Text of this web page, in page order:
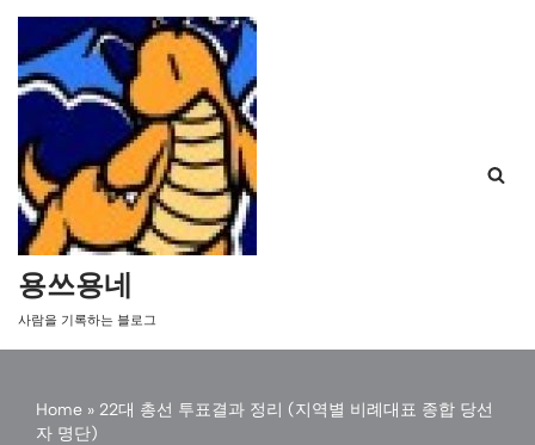
콘
텐
로
건
너
뛰
기
용쓰용네
사람을 기록하는 블로그
Home » 22대 총선 투표결과 정리 (지역별 비례대표 종합 당선
자 명단)